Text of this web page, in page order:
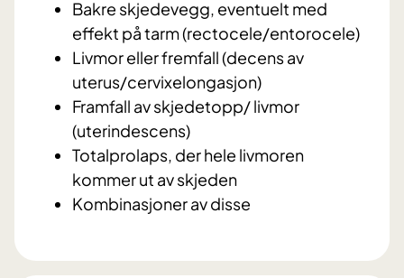
Bakre skjedevegg, eventuelt med
effekt på tarm (rectocele/entorocele)
Livmor eller fremfall (decens av
uterus/cervixelongasjon)
Framfall av skjedetopp/ livmor
(uterindescens)
Totalprolaps, der hele livmoren
kommer ut av skjeden
Kombinasjoner av disse